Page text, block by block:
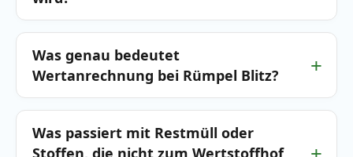
Was genau bedeutet
Wertanrechnung bei Rümpel Blitz?
Was passiert mit Restmüll oder
Stoffen, die nicht zum Wertstoffhof